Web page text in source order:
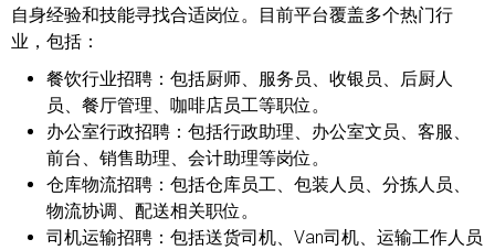
自身经验和技能寻找合适岗位。目前平台覆盖多个热门行
业，包括：
餐饮行业招聘： 包括厨师、服务员、收银员、后厨人
员、餐厅管理、咖啡店员工等职位。
办公室行政招聘： 包括行政助理、办公室文员、客服、
前台、销售助理、会计助理等岗位。
仓库物流招聘： 包括仓库员工、包装人员、分拣人员、
物流协调、配送相关职位。
司机运输招聘： 包括送货司机、Van司机、运输工作人员